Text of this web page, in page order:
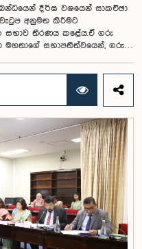
දීර්ඝ වශයෙන් සාකච්ඡා
අනුමත කිරීමට
සභාව තීරණය කළේය.ඒ ගරු
මහතාගේ සභාපතිත්වයෙන්, ගරු
සහ චම්පික හෙට්ටිආරච්චි
කාරක සභාව
ශ්‍රී ලංකා ප්‍රජාතාන්ත්‍රික
ව්‍යවස්ථාව ප්‍රකාරව
යෝජනාව කාරක සභාවේ
වගකීම්, රාජ්‍ය මූල්‍ය
ඇතුළු කරුණු සැලකිල්ලට
සභාපතිවරයා ඇතුළු මන්ත්‍රීවරුන්
ආණ්ඩුක්‍රම ව්‍යස්ථාවේ 170 වෙනි
සේවකයකු නොවන බවත් පවත්නා
වැටුප සඳහා
වැඩිදුරටත් අදහස් දක්වමින්
මීට පෙර සිටි
මෙම තිරණයට එළඹුණ බව